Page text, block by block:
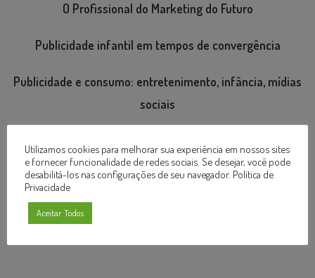
O Profissional do Marketing do Futuro
Publicidade infantil em tempos de convergência
Publicidade e consumo: entretenimento, infância, mídias
sociais
Bibliotecária Responsável: Mireille Rios Elias – CRB – 6 – 2280
Contato:
Utilizamos cookies para melhorar sua experiência em nossos sites
e fornecer funcionalidade de redes sociais. Se desejar, você pode
desabilitá-los nas configurações de seu navegador. Política de
Privacidade
Aceitar Todos